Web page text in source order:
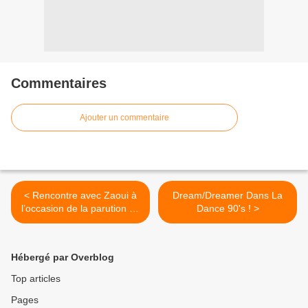
Commentaires
Ajouter un commentaire
< Rencontre avec Zaoui à
l’occasion de la parution de
son premier EP solo !
Dream/Dreamer Dans La
Dance 90's ! >
Hébergé par Overblog
Top articles
Pages